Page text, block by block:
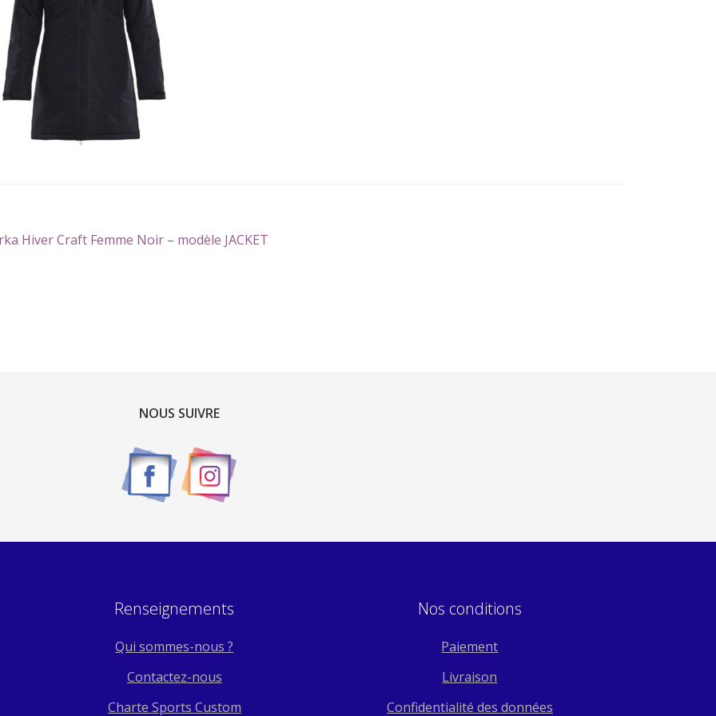
Hiver Craft Femme Noir – modèle JACKET
NOUS SUIVRE
Renseignements
Qui sommes-nous ?
Contactez-nous
Charte Sports Custom
Nos conditions
Paiement
Livraison
Confidentialité des données